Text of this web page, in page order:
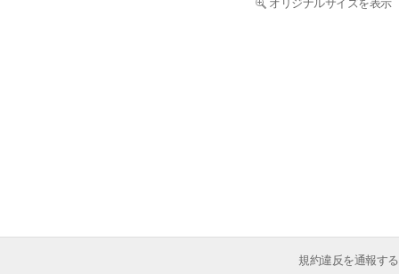
オリジナルサイズを表示
規約違反を通報する